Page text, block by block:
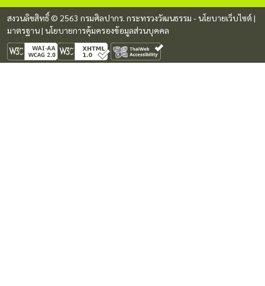
สงวนลิขสิทธิ์ © 2563 กรมศิลปากร. กระทรวงวัฒนธรรม -นโยบายเว็บไซต์ |
มาตรฐาน| นโยบายการคุ้มครองข้อมูลส่วนบุคคล